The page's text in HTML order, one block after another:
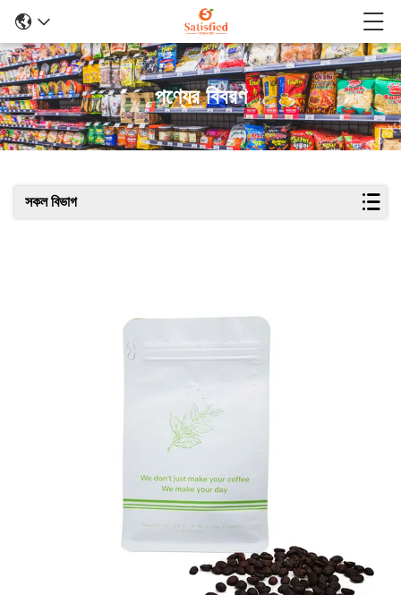
পণ্যের বিবরণ
সকল বিভাগ